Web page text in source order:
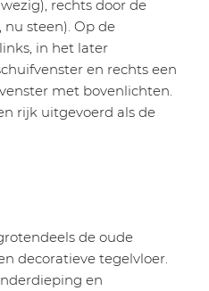
rechts door de
steen). Op de
in het later
en rechts een
met bovenlichten.
rijk uitgevoerd als de
de oude
decoratieve tegelvloer.
en